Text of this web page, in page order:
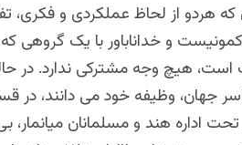
که هردو از لحاظ عملکردی و فکری،
و خداناباور با یک گروهی
هیچ وجه مشترکی ندارد. در
جهان، وظیفه خود می دانند،
اداره هند و مسلمانان